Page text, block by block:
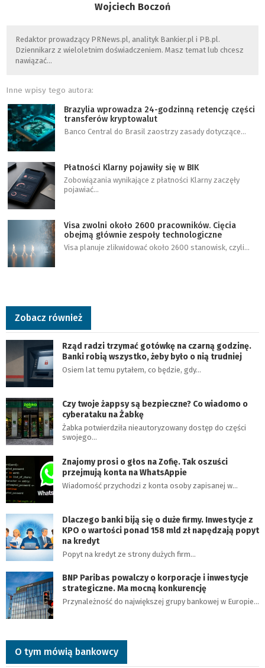
Wojciech Boczoń
Redaktor prowadzący PRNews.pl, analityk Bankier.pl i PB.pl.
Dziennikarz z wieloletnim doświadczeniem. Masz temat lub chcesz
nawiązać…
Inne wpisy tego autora:
Brazylia wprowadza 24-godzinną retencję części
transferów kryptowalut
Banco Central do Brasil zaostrzy zasady dotyczące…
Płatności Klarny pojawiły się w BIK
Zobowiązania wynikające z płatności Klarny zaczęły
pojawiać…
Visa zwolni około 2600 pracowników. Cięcia
obejmą głównie zespoły technologiczne
Visa planuje zlikwidować około 2600 stanowisk, czyli…
Zobacz również
Rząd radzi trzymać gotówkę na czarną godzinę.
Banki robią wszystko, żeby było o nią trudniej
Osiem lat temu pytałem, co będzie, gdy…
Czy twoje żappsy są bezpieczne? Co wiadomo o
cyberataku na Żabkę
Żabka potwierdziła nieautoryzowany dostęp do części
swojego…
Znajomy prosi o głos na Zofię. Tak oszuści
przejmują konta na WhatsAppie
Wiadomość przychodzi z konta osoby zapisanej w…
Dlaczego banki biją się o duże firmy. Inwestycje z
KPO o wartości ponad 158 mld zł napędzają popyt
na kredyt
Popyt na kredyt ze strony dużych firm…
BNP Paribas powalczy o korporacje i inwestycje
strategiczne. Ma mocną konkurencję
Przynależność do największej grupy bankowej w Europie…
O tym mówią bankowcy